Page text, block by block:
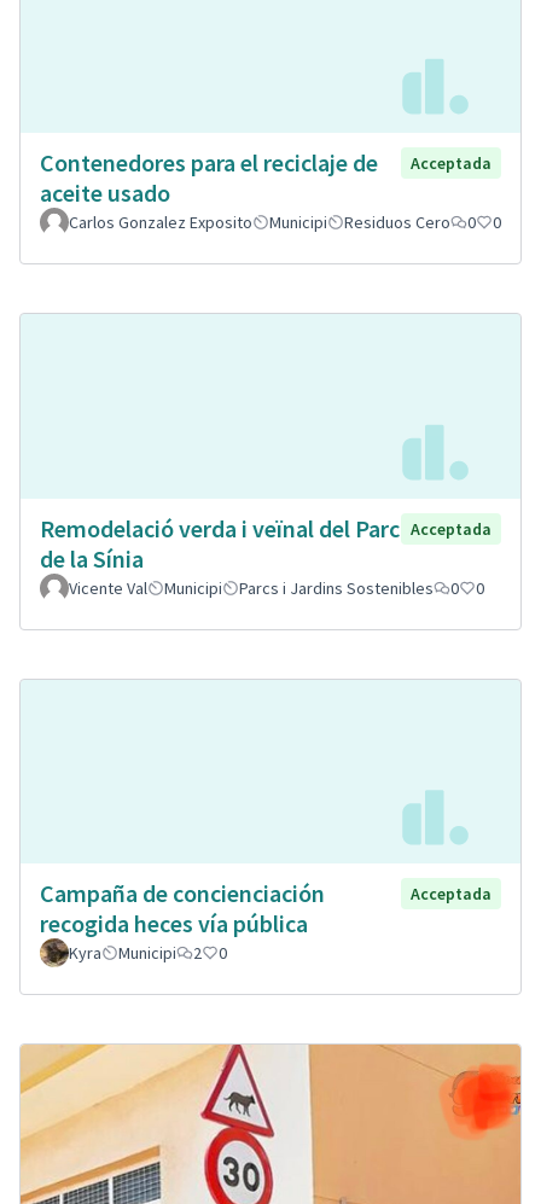
Contenedores para el reciclaje de
aceite usado
Acceptada
Carlos Gonzalez Exposito Municipi Residuos Cero 0 0
Remodelació verda i veïnal del Parc
de la Sínia
Acceptada
Vicente Val Municipi Parcs i Jardins Sostenibles 0 0
Campaña de concienciación
recogida heces vía pública
Acceptada
Kyra Municipi 2 0